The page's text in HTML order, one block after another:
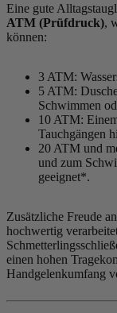
Eine gute
ATM (Prüfdruck),
können:
3 ATM:
5 ATM:
Schwimmen
10 ATM:
Tauchgängen
20 ATM und
und zum
geeignet*.
Zusätzliche Freude
hochwertig
einen hohen
Handgelenkumfang